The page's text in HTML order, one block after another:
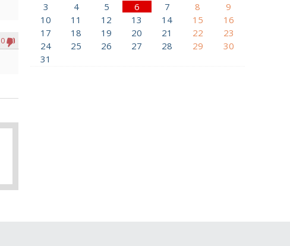
0
3
4 5 6 7 8
9
10
11 12 13 14 15
16
17
18 19 20 21 22
23
24
25 26 27 28 29
30
31